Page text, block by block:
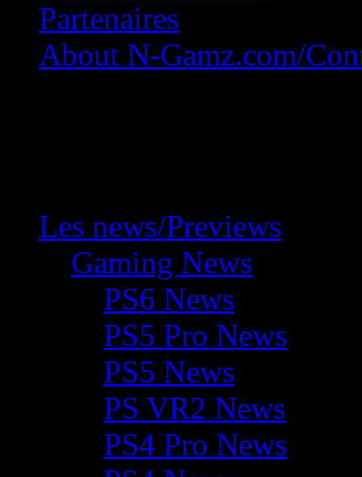
Partenaires
About N-Gamz.com/
Les news/Previews
Gaming News
PS6 News
PS5 Pro News
PS5 News
PS VR2 News
PS4 Pro News